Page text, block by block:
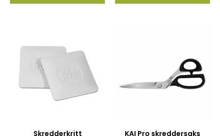
Skredderkritt
KAI Pro skreddersaks